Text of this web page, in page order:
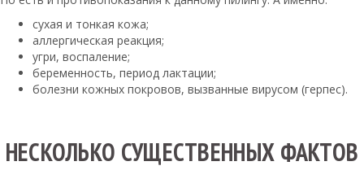
сухая и тонкая кожа;
аллергическая реакция;
угри, воспаление;
беременность, период лактации;
болезни кожных покровов, вызванные вирусом (герпес).
НЕСКОЛЬКО СУЩЕСТВЕННЫХ ФАКТОВ